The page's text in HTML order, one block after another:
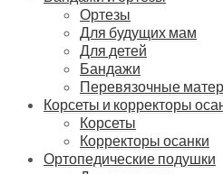
Ортезы
Для будущих мам
Для детей
Бандажи
Перевязочные
Корсеты и корректоры
Корсеты
Корректоры осанки
Ортопедические подушки